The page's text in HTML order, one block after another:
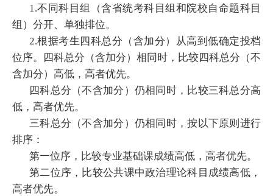
1.不同科目组（含省统考科目组和院校自命题科目
组）分开、单独排位。
2.根据考生四科总分（含加分）从高到低确定投档
位序。四科总分（含加分）相同时，比较四科总分（不
含加分）高低，高者优先。
四科总分（不含加分）仍相同时，比较三科总分高
低，高者优先。
三科总分（不含加分）仍相同时，按以下原则进行
排序：
第一位序，比较专业基础课成绩高低，高者优先。
第二位序，比较公共课中政治理论科目成绩高低，
高者优先。